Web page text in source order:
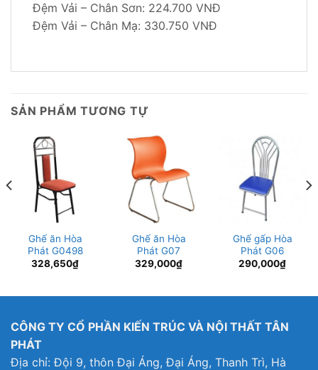
Đệm Vải – Chân Sơn: 224.700 VNĐ
Đệm Vải – Chân Mạ: 330.750 VNĐ
SẢN PHẨM TƯƠNG TỰ
Ghế ăn Hòa
Phát G0498
328,650₫
Ghế ăn Hòa
Phát G07
329,000₫
Ghế gấp Hòa
Phát G06
290,000₫
CÔNG TY CỔ PHẦN KIẾN TRÚC VÀ NỘI THẤT TÂN
PHÁT
Địa chỉ: Đội 9, thôn Đại Áng, Đại Áng, Thanh Trì, Hà